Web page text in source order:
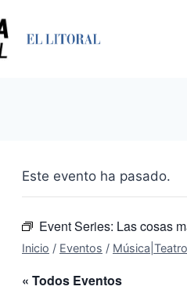
Este evento ha pasado.
Event Series: Las cosas
Inicio / Eventos / Música|Teatro
« Todos Eventos